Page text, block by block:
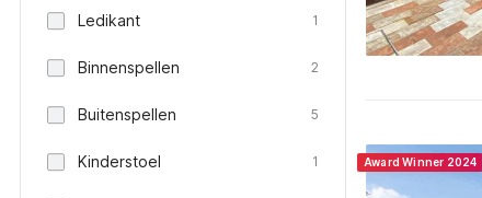
Ledikant 1
Binnenspellen 2
Buitenspellen 5
Kinderstoel 1 Award Winner 2024